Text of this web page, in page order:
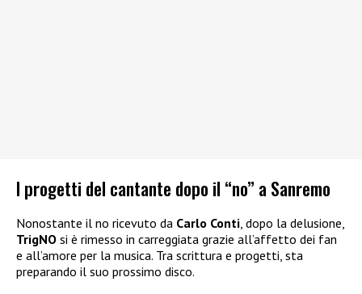
I progetti del cantante dopo il “no” a Sanremo
Nonostante il no ricevuto da Carlo Conti , dopo la delusione,
TrigNO si è rimesso in carreggiata grazie all’affetto dei fan
e all’amore per la musica. Tra scrittura e progetti, sta
preparando il suo prossimo disco.